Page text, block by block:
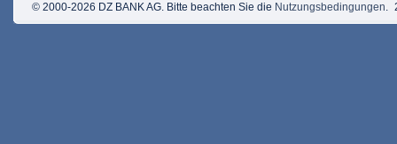
© 2000-2026 DZ BANK AG. Bitte beachten Sie die Nutzungsbedingungen.